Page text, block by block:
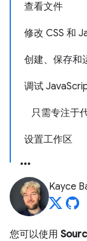
查看文件
修改 CSS 和
创建、保存和
调试
只需专注于
设置工作区
Kayce
您可以使用